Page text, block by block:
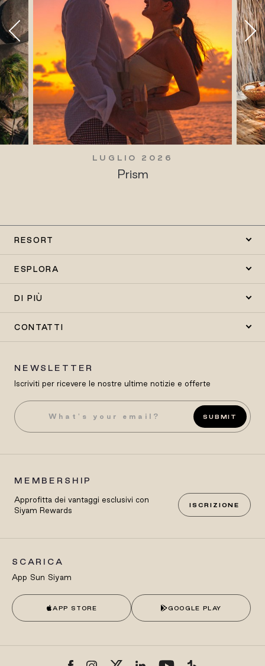
LUGLIO 2026
Prism
RESORT
ESPLORA
DI PIÙ
CONTATTI
NEWSLETTER
Iscriviti per ricevere le nostre ultime notizie e offerte
SUBMIT
MEMBERSHIP
Approfitta dei vantaggi esclusivi con
Siyam Rewards
ISCRIZIONE
SCARICA
App Sun Siyam
APP STORE GOOGLE PLAY